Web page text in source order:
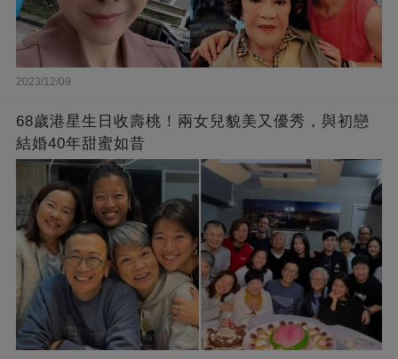
2023/12/09
68歲港星生日收壽桃！兩女兒貌美又優秀，與初戀
結婚40年甜蜜如昔